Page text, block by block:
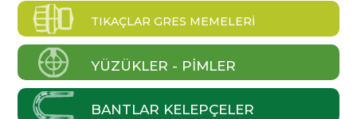
TIKAÇLAR GRES MEMELERI
YÜZÜKLER - PIMLER
BANTLAR KELEPÇELER